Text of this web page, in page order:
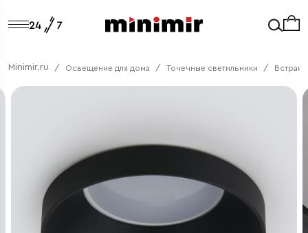
Minimir.ru Освещение для дома Точечные светильники